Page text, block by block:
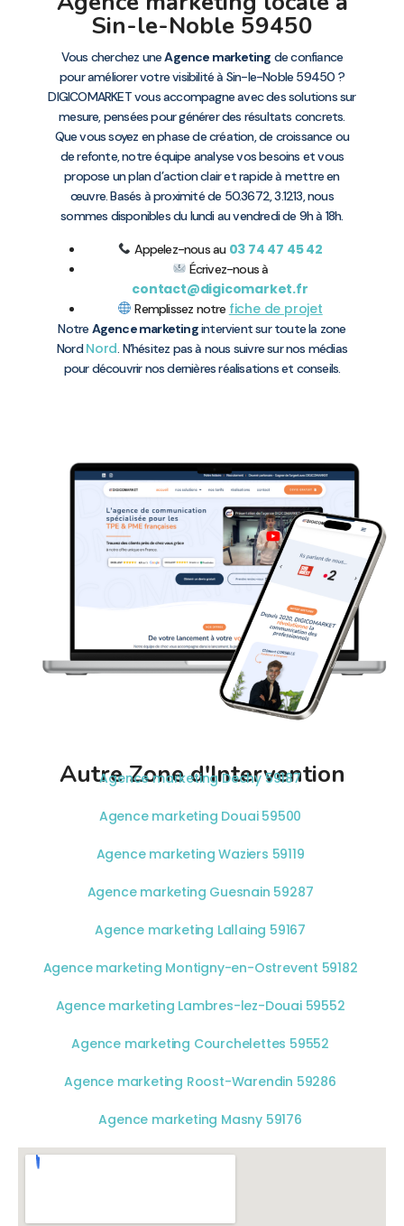
Sin-le-Noble 59450
Vous cherchez uneAgence marketing de confiance
pour améliorer votre visibilité à Sin-le-Noble 59450 ?
DIGICOMARKET vous accompagne avec des solutions sur
mesure, pensées pour générer des résultats concrets.
Que vous soyez en phase de création, de croissance ou
de refonte, notre équipe analyse vos besoins et vous
propose un plan d’action clair et rapide à mettre en
œuvre. Basés à proximité de 50.3672, 3.1213, nous
sommes disponibles du lundi au vendredi de 9h à 18h.
Appelez-nous au 03 74 47 45 42
Écrivez-nous à
contact@digicomarket.fr
Remplissez notre fiche de projet
Notre Agence marketingintervient sur toute la zone
NordNord. N’hésitez pas à nous suivre sur nos médias
pour découvrir nos dernières réalisations et conseils.
Autre Zone d'Intervention
Agence marketing Dechy 59187
Agence marketing Douai 59500
Agence marketing Waziers 59119
Agence marketing Guesnain 59287
Agence marketing Lallaing 59167
Agence marketing Montigny-en-Ostrevent 59182
Agence marketing Lambres-lez-Douai 59552
Agence marketing Courchelettes 59552
Agence marketing Roost-Warendin 59286
Agence marketing Masny 59176